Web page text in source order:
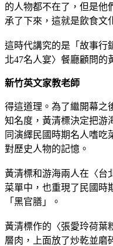
的人物都不在了，但是他
承了下來，這就是飲食文
這時代講究的是「故事行
北47名人宴〉餐廳顧問的
新竹英文家教老師
得這道理。為了繼開幕之
知名度，黃清標決定把游
同演繹民國時期名人嗜吃
對歷史人物的記憶。
黃清標和游海兩人在〈台
菜單中，也重現了民國時
「黑官膳」。
黃清標作的〈張愛玲荷葉
層肉，上面放了炒乾並磨